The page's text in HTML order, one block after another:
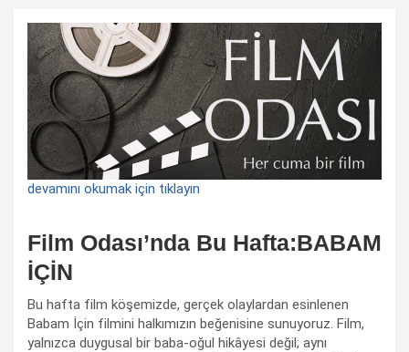
devamını okumak için tıklayın
Film Odası’nda Bu Hafta:BABAM
İÇİN
Bu hafta film köşemizde, gerçek olaylardan esinlenen
Babam İçin filmini halkımızın beğenisine sunuyoruz. Film,
yalnızca duygusal bir baba-oğul hikâyesi değil; aynı